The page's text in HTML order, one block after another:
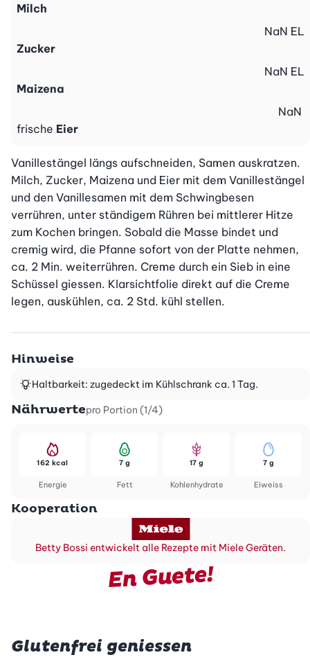
Milch
Zucker
NaN EL
Maizena
NaN EL
frische Eier
NaN
Vanillestängel längs aufschneiden, Samen auskratzen.
Milch, Zucker, Maizena und Eier mit dem Vanillestängel
und den Vanillesamen mit dem Schwingbesen
verrühren, unter ständigem Rühren bei mittlerer Hitze
zum Kochen bringen. Sobald die Masse bindet und
cremig wird, die Pfanne sofort von der Platte nehmen,
ca. 2 Min. weiterrühren. Creme durch ein Sieb in eine
Schüssel giessen. Klarsichtfolie direkt auf die Creme
legen, auskühlen, ca. 2 Std. kühl stellen.
Hinweise
Haltbarkeit: zugedeckt im Kühlschrank ca. 1 Tag.
Nährwertepro Portion (1/4)
Energie
162 kcal
Fett
7 g
Kohlenhydrate
17 g
Eiweiss
7 g
Kooperation
Betty Bossi entwickelt alle Rezepte mit Miele Geräten.
En Guete!
Glutenfrei geniessen